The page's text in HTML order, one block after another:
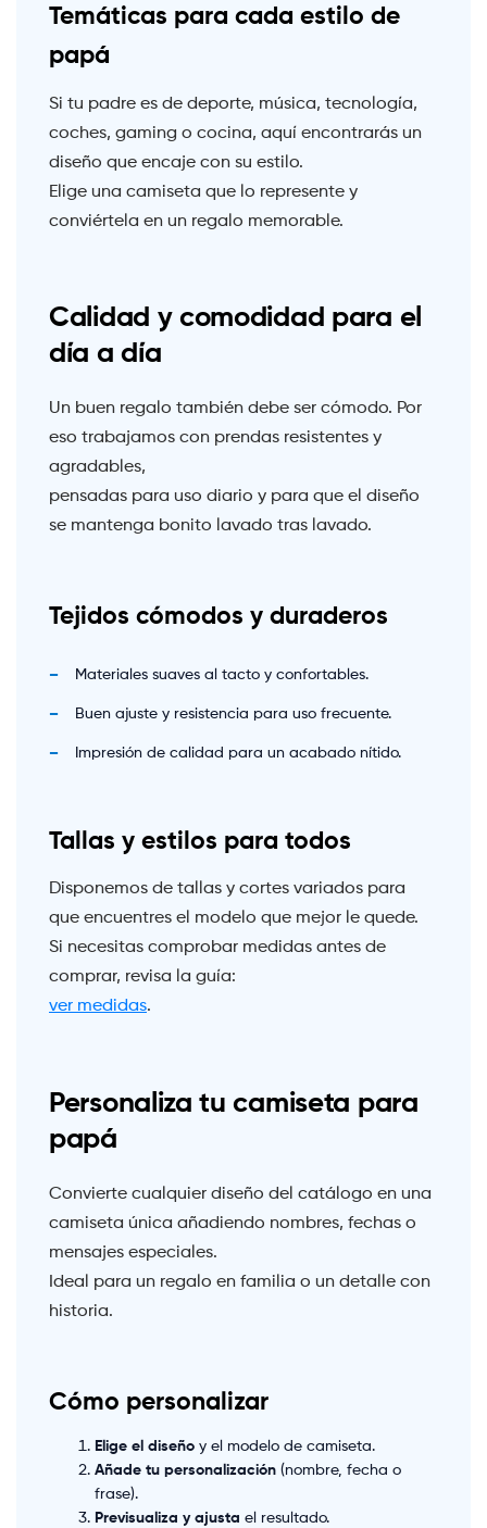
Temáticas para cada estilo de
papá
Si tu padre es de deporte, música, tecnología,
coches, gaming o cocina, aquí encontrarás un
diseño que encaje con su estilo.
Elige una camiseta que lo represente y
conviértela en un regalo memorable.
Calidad y comodidad para el
día a día
Un buen regalo también debe ser cómodo. Por
eso trabajamos con prendas resistentes y
agradables,
pensadas para uso diario y para que el diseño
se mantenga bonito lavado tras lavado.
Tejidos cómodos y duraderos
Materiales suaves al tacto y confortables.
Buen ajuste y resistencia para uso frecuente.
Impresión de calidad para un acabado nítido.
Tallas y estilos para todos
Disponemos de tallas y cortes variados para
que encuentres el modelo que mejor le quede.
Si necesitas comprobar medidas antes de
comprar, revisa la guía:
ver medidas.
Personaliza tu camiseta para
papá
Convierte cualquier diseño del catálogo en una
camiseta única añadiendo nombres, fechas o
mensajes especiales.
Ideal para un regalo en familia o un detalle con
historia.
Cómo personalizar
Elige el diseño y el modelo de camiseta.
Añade tu personalización (nombre, fecha o
frase).
Previsualiza y ajusta el resultado.